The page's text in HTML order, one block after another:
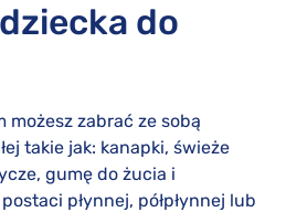
do
możesz zabrać ze sobą
takie jak: kanapki, świeże
gumę do żucia i
płynnej, półpłynnej lub